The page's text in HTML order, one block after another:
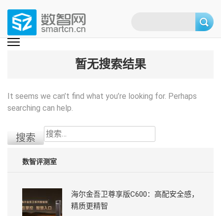
content
(Press
数智网
智能家居第一资讯门户 | 智能家居系统，智能家居产品，智能家居解决方
暂无搜索结果
It seems we can’t find what you’re looking for. Perhaps
searching can help.
搜
索：
数智评测室
海尔金吾卫尊享版C600：高配安全感，
精质更精智